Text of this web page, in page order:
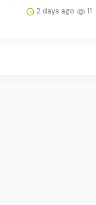
2 days ago 11